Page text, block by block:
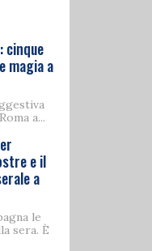
cinque
magia a
a...
e il
a
le
sera. È